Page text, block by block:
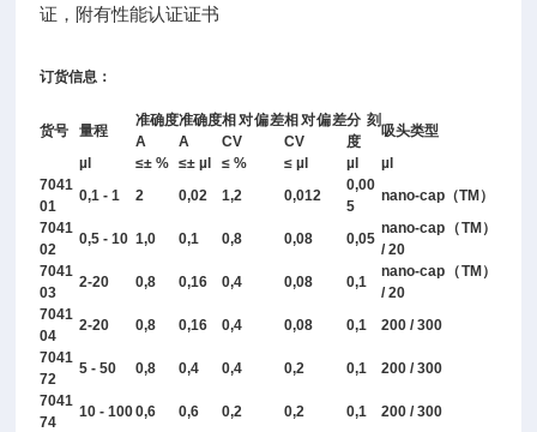
证，附有性能认证证书
订货信息：
货号 量程
准确度
A
准确度
A
相对偏差
CV
相对偏差
CV
分刻
度
吸头类型
µl
≤± % ≤± µl ≤ % ≤ µl µl
µl
7041
01
0,1 - 1 2 0,02 1,2 0,012
0,00
5
nano-cap（TM）
7041
02
0,5 - 10 1,0 0,1 0,8 0,08 0,05
nano-cap（TM）
/ 20
7041
03
2-20 0,8 0,16 0,4 0,08 0,1
nano-cap（TM）
/ 20
7041
04
2-20 0,8 0,16 0,4 0,08 0,1
200 / 300
7041
72
5 - 50 0,8 0,4 0,4 0,2 0,1
200 / 300
7041
74
10 - 1000,6 0,6 0,2 0,2 0,1
200 / 300